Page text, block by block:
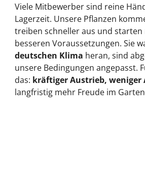
Viele Mitbewerber sind reine
Lagerzeit. Unsere Pflanzen
treiben schneller aus und
besseren Voraussetzungen. Sie
deutschen Klima heran, sind
unsere Bedingungen angepasst.
das: kräftiger Austrieb, weniger
langfristig mehr Freude im